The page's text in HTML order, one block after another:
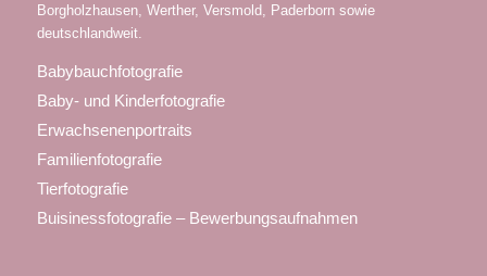
Borgholzhausen, Werther, Versmold, Paderborn sowie
deutschlandweit.
Babybauchfotografie
Baby- und Kinderfotografie
Erwachsenenportraits
Familienfotografie
Tierfotografie
Buisinessfotografie – Bewerbungsaufnahmen